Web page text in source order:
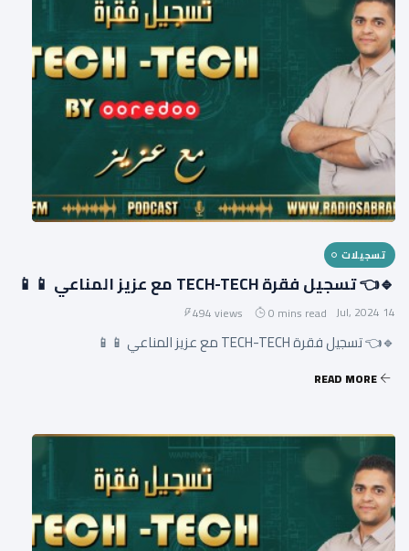
تسجيلات
🔹👈 تسجيل فقرة TECH-TECH مع عزيز المناعي 📱📱
14 Jul, 2024
0 mins read
494 views
🔹👈 تسجيل فقرة TECH-TECH مع عزيز المناعي 📱📱
READ MORE